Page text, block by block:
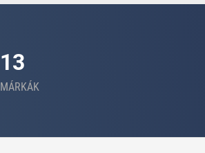
13
MÁRKÁK